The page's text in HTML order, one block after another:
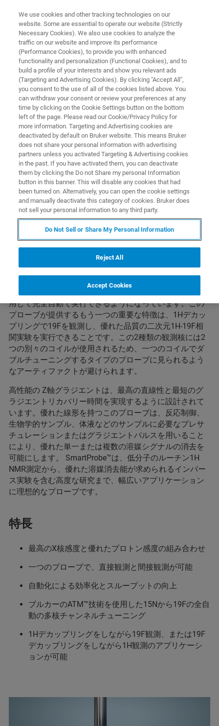
プローブ
iProbe SmartProbe
高感度、多用途で柔軟性があり、さらにスマ
ートに、プロトンと幅広い X 核に対する完全
自動の多核観測ができる点がこのプローブの
特長です。
SmartProbe™は、多核とプロトンの両方のチャンネルで
最高の感度を提供します。多核チャンネルを大きな特徴
として設計されており、プロトンおよび最も広範囲のX核
に対する完全に自動化されたアプリケーションを可能に
最大限の柔軟性のために、核種の切り替えやプローブの
チューニングとマッチングは、ブルカーのATM™技術を使
用して完全自動で実行できるようになっています。この
プローブが提供するもう一つの重要な特徴は、1Hデカッ
プリングで19Fを観測し、優れた品質の二次元1H-19F相
関実験を実行できることです。この2種類の観測核には2
つの別々のコイルが使用されるため、一つのコイルでダ
ブルチューニングするタイプのプローブに見られるよう
なアーティファクトが避けられます。
高性能の Z軸グラジエントは、最高の直線性と最短のグ
ラジエントリカバリー時間を実現するように設計されて
います。優れた線形を持つこのプローブは、反応制御、
生物学的サンプル、体液などのサンプルに必要なプレサ
チュレーションまたはグラジエントパルスを用いること
により、優れた単一または複数の溶媒シグナルの消去を
可能にします。 SmartProbe™は、低分子のルーチン1H
NMR測定から、優れた溶媒消去能が求められるインバー
ス実験を含む高度な研究まで、幅広いアプリケーション
に理想的なプローブです。
特長
最高のX核感度と優れたプロトン感度の組み合わせ
一つのプローブで、直接観測と間接観測が可能
自動化による効率化とスループットの向上
ブルカーのATM™技術を使用した15Nから19Fの全自
動の多核チャンネルチューニング
1Hデカップリングをしながら19F観測、または19F
デカップリングをしながら1H観測のアプリケーシ
ョンが可能
We use cookies and other tracking technologies on our
website. Some are essential to operate our website (Strictly
Necessary Cookies). We also use cookies to analyze the
traffic on our website and improve its performance
(Performance Cookies), to provide you with enhanced
functionality and personalization (Functional Cookies), and to
build a profile of your interests and show you relevant ads
(Targeting and Advertising Cookies). By clicking "Accept All",
you consent to the use of all of the cookies listed above. You
can withdraw your consent or review your preferences at any
time by clicking on the Cookie Settings button on the bottom
left of the page. Please read our Cookie/Privacy Policy for
more information. Targeting and Advertising cookies are
deactivated by default on Bruker website. This means Bruker
does not share your personal information with advertising
partners unless you activated Targeting & Advertising cookies
in the past. If you have activated them, you can deactivate
them by clicking the Do not Share my personal Information
button in this banner. This will disable any cookies that had
been turned on. Alternatively, you can open the cookie settings
and manually deactivate this category of cookies. Bruker does
not sell your personal information to any third party.
Do Not Sell or Share My Personal Information
Reject All
Accept Cookies